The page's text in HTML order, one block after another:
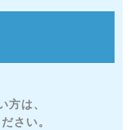
方は、
さい。